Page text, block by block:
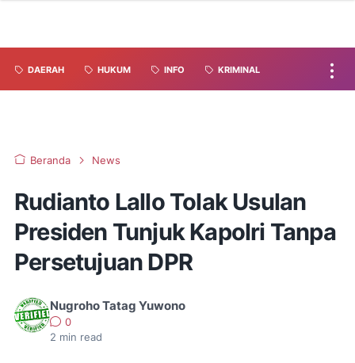
DAERAH HUKUM INFO KRIMINAL
Beranda News
Rudianto Lallo Tolak Usulan
Presiden Tunjuk Kapolri Tanpa
Persetujuan DPR
Nugroho Tatag Yuwono
0
2 min read